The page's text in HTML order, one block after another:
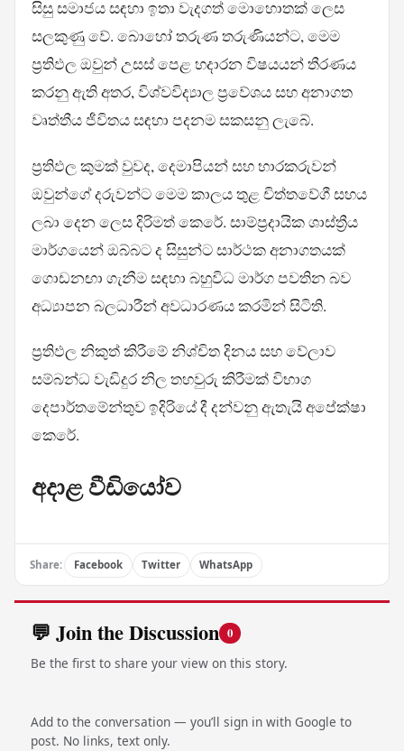
සිසු සමාජය සඳහා ඉතා වැදගත් මොහොතක් ලෙස
සලකුණු වේ. බොහෝ තරුණ තරුණියන්ට, මෙම
ප්‍රතිඵල ඔවුන් උසස් පෙළ හදාරන විෂයයන් තීරණය
කරනු ඇති අතර, විශ්වවිද්‍යාල ප්‍රවේශය සහ අනාගත
වෘත්තීය ජීවිතය සඳහා පදනම සකසනු ලැබේ.
ප්‍රතිඵල කුමක් වුවද, දෙමාපියන් සහ භාරකරුවන්
ඔවුන්ගේ දරුවන්ට මෙම කාලය තුළ චිත්තවේගී සහය
ලබා දෙන ලෙස දිරිමත් කෙරේ. සාම්ප්‍රදායික ශාස්ත්‍රීය
මාර්ගයෙන් ඔබ්බට ද සිසුන්ට සාර්ථක අනාගතයක්
ගොඩනඟා ගැනීම සඳහා බහුවිධ මාර්ග පවතින බව
අධ්‍යාපන බලධාරීන් අවධාරණය කරමින් සිටිති.
ප්‍රතිඵල නිකුත් කිරීමේ නිශ්චිත දිනය සහ වේලාව
සම්බන්ධ වැඩිදුර නිල තහවුරු කිරීමක් විභාග
දෙපාර්තමේන්තුව ඉදිරියේ දී දන්වනු ඇතැයි අපේක්ෂා
කෙරේ.
අදාළ වීඩියෝව
Share: Facebook Twitter WhatsApp
💬 Join the Discussion 0
Be the first to share your view on this story.
Add to the conversation — you’ll sign in with Google to
post. No links, text only.